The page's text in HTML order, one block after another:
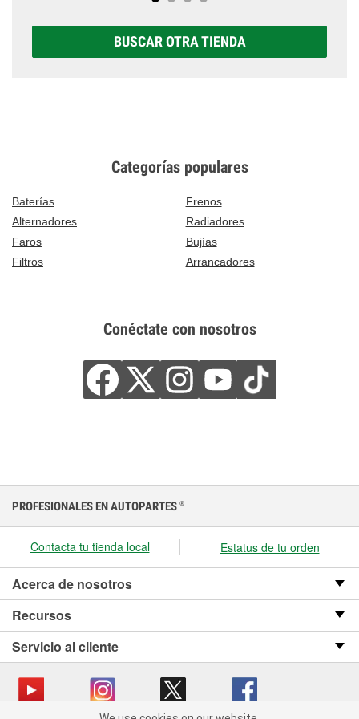
BUSCAR OTRA TIENDA
Categorías populares
Baterías
Frenos
Alternadores
Radiadores
Faros
Bujías
Filtros
Arrancadores
Conéctate con nosotros
PROFESIONALES EN AUTOPARTES ®
Contacta tu tienda local Estatus de tu orden
Acerca de nosotros
Recursos
Servicio al cliente